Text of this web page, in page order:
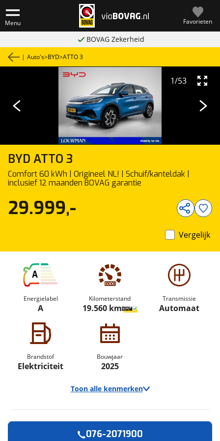
Menu Favorieten
BOVAG Zekerheid
| Auto's>BYD>ATTO 3
BYD ATTO 3
Comfort 60 kWh | Origineel NL! | Schuif/kanteldak |
inclusief 12 maanden BOVAG garantie
1/53
A
Energielabel
A
Kilometerstand
19.560 km
Transmissie
Automaat
Brandstof
Elektriciteit
Bouwjaar
2025
Toon alle kenmerken
29.999,-
Vergelijk
076-2071900
proefritaan!
vraag!
Ontvang gratis jouw